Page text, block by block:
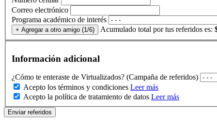
Correo electrónico
Programa académico de interés
+ Agregar a otro amigo (1/6) Acumulado total por tus referidos es:
Información adicional
¿Cómo te enteraste de Virtualizados? (Campaña de referidos)
Acepto los términos y condiciones Leer más
Acepto la política de tratamiento de datos Leer más
Enviar referidos